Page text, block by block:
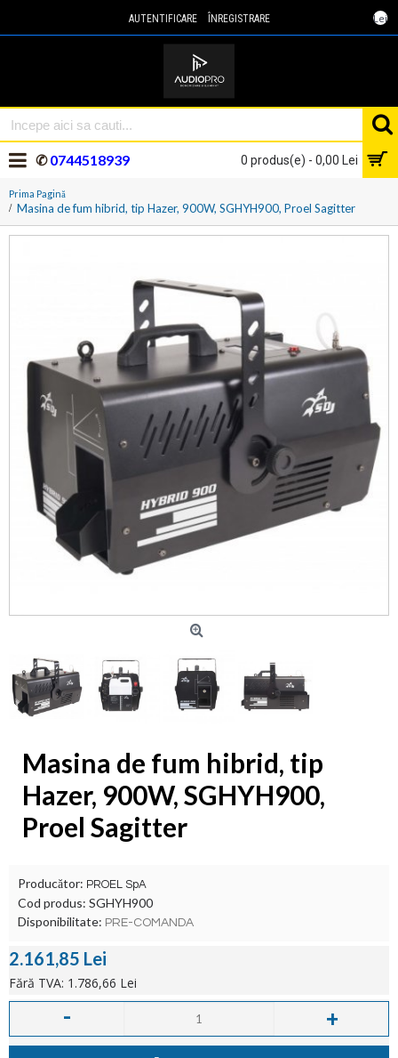
Lei
AUTENTIFICARE ÎNREGISTRARE
0 produs(e) - 0,00 Lei
✆0744518939
Prima Pagină
Masina de fum hibrid, tip Hazer, 900W, SGHYH900, Proel Sagitter
Masina de fum hibrid, tip
Hazer, 900W, SGHYH900,
Proel Sagitter
Producător: PROEL SpA
Cod produs: SGHYH900
Disponibilitate: PRE-COMANDA
2.161,85 Lei
Fără TVA: 1.786,66 Lei
- +